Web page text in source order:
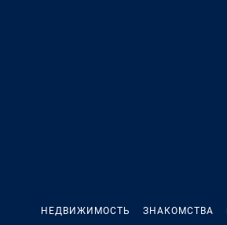
НЕДВИЖИМОСТЬ ЗНАКОМСТВА